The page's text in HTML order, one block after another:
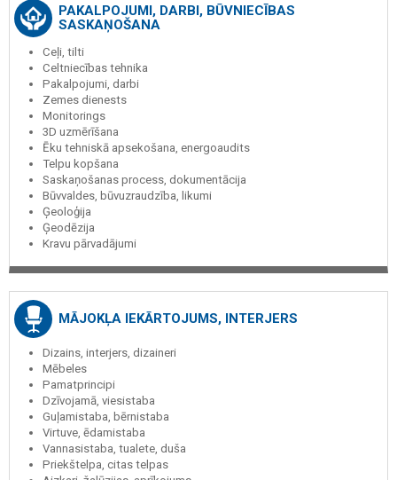
PAKALPOJUMI, DARBI, BŪVNIECĪBAS
SASKAŅOŠANA
Ceļi, tilti
Celtniecības tehnika
Pakalpojumi, darbi
Zemes dienests
Monitorings
3D uzmērīšana
Ēku tehniskā apsekošana, energoaudits
Telpu kopšana
Saskaņošanas process, dokumentācija
Būvvaldes, būvuzraudzība, likumi
Ģeoloģija
Ģeodēzija
Kravu pārvadājumi
MĀJOKĻA IEKĀRTOJUMS, INTERJERS
Dizains, interjers, dizaineri
Mēbeles
Pamatprincipi
Dzīvojamā, viesistaba
Guļamistaba, bērnistaba
Virtuve, ēdamistaba
Vannasistaba, tualete, duša
Priekštelpa, citas telpas